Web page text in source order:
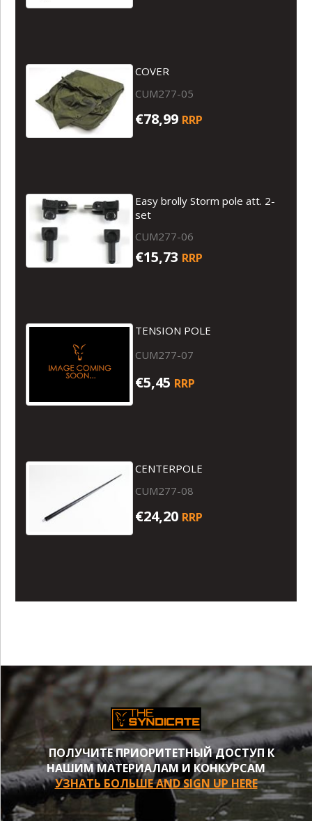
COVER
CUM277-05
€78,99 RRP
Easy brolly Storm pole att. 2-
set
CUM277-06
€15,73 RRP
TENSION POLE
CUM277-07
€5,45 RRP
CENTERPOLE
CUM277-08
€24,20 RRP
ПОЛУЧИТЕ ПРИОРИТЕТНЫЙ ДОСТУП К
НАШИМ МАТЕРИАЛАМ И КОНКУРСАМ
УЗНАТЬ БОЛЬШЕ AND SIGN UP HERE